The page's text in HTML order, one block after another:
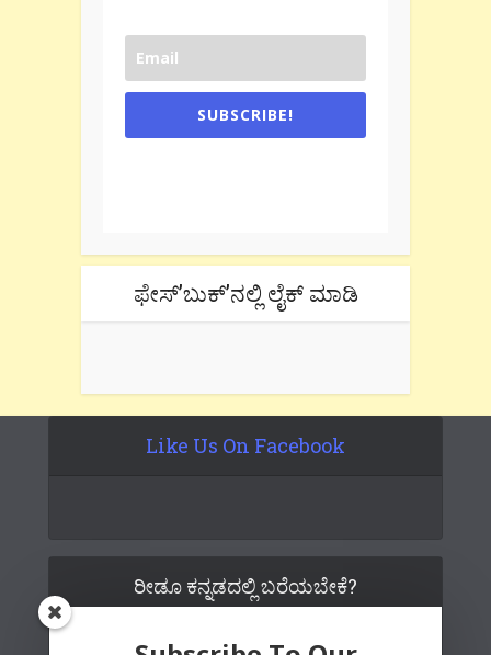
SUBSCRIBE!
ಫೇಸ್’ಬುಕ್’ನಲ್ಲಿ ಲೈಕ್ ಮಾಡಿ
Like Us On Facebook
ರೀಡೂ ಕನ್ನಡದಲ್ಲಿ ಬರೆಯಬೇಕೆ?